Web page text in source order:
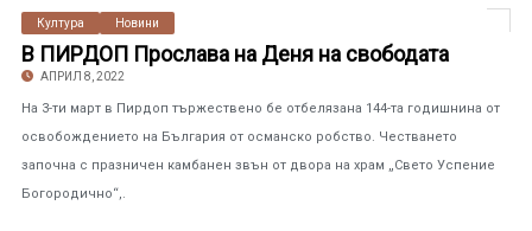
Култура Новини
В ПИРДОП Прослава на Деня на свободата
АПРИЛ 8, 2022
На 3-ти март в Пирдоп тържествено бе отбелязана 144-та годишнина от
освобождението на България от османско робство. Честването
започна с празничен камбанен звън от двора на храм „Свето Успение
Богородично“,.